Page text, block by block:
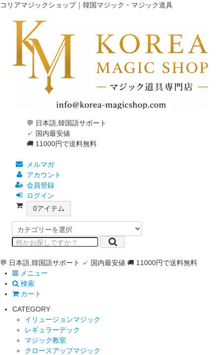
コリアマジックショップ｜韓国マジック・マジック道具
💬 日本語,韓国語サポート
✓ 国内最安値
🚚 11000円で送料無料
メルマガ
アカウント
会員登録
ログイン
0アイテム
💬 日本語,韓国語サポート ✓ 国内最安値 🚚 11000円で送料無料
メニュー
検索
カート
CATEGORY
イリュージョンマジック
レギュラーデック
マジック教室
クロースアップマジック